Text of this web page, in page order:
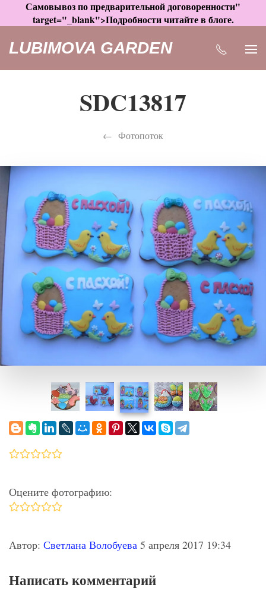
Самовывоз по предварительной договоренности"
target="_blank">Подробности читайте в блоге.
LUBIMOVA GARDEN
SDC13817
Фотопоток
Оцените фотографию:
Автор: Светлана Волобуева 5 апреля 2017 19:34
Написать комментарий